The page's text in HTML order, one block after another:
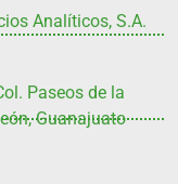
Analíticos, S.A.
Paseos de la
Guanajuato